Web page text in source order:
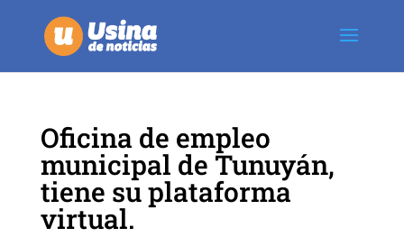
Oficina de empleo
municipal de Tunuyán,
tiene su plataforma
virtual.